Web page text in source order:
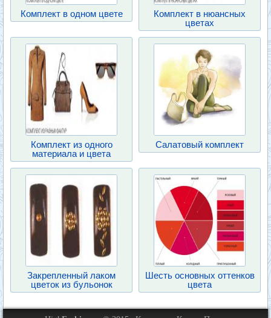
Комплект в одном цвете
Комплект в нюансных
цветах
Комплект из одного
материала и цвета
Салатовый комплект
Закрепленный лаком
цветок из бульонок
Шесть основных оттенков
цвета